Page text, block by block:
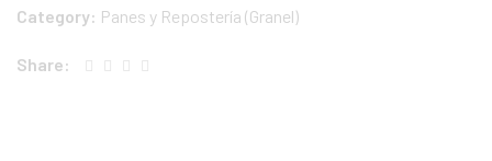
Category: Panes y Repostería (Granel)
Share: